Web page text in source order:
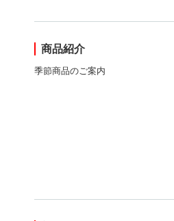
商品紹介
季節商品のご案内